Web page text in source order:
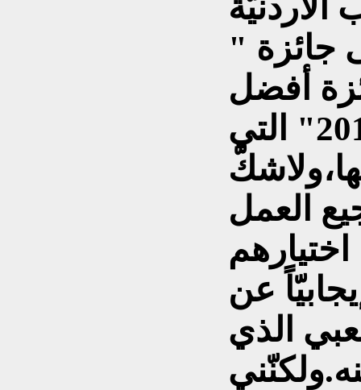
جائزة "
أفضل
المثقفين للعام 2013" التي
العمل
اختيارهم
عن
الذي